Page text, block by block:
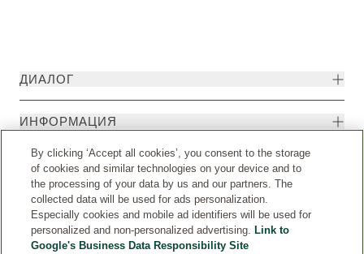
ДИАЛОГ
ИНФОРМАЦИЯ
By clicking ‘Accept all cookies’, you consent to the storage
of cookies and similar technologies on your device and to
the processing of your data by us and our partners. The
collected data will be used for ads personalization.
Especially cookies and mobile ad identifiers will be used for
personalized and non-personalized advertising. Link to
Google's Business Data Responsibility Site